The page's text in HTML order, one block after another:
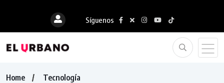
Síguenos
Home
Tecnología